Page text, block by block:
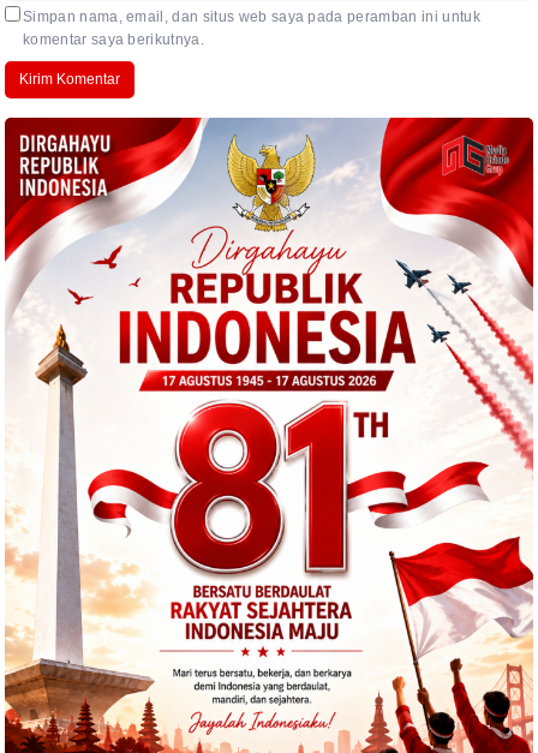
Simpan nama, email, dan situs web saya pada peramban ini untuk
komentar saya berikutnya.